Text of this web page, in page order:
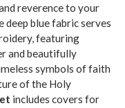
reverence to your
blue fabric serves
featuring
and beautifully
symbols of faith
of the Holy
includes covers for